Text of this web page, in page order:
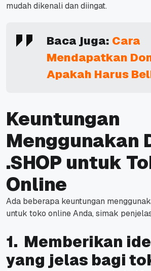
mudah dikenali dan diingat.
Baca juga: Cara
Mendapatkan
Apakah Harus
Keuntungan
Menggunakan
.SHOP untuk
Online
Ada beberapa keuntungan
untuk toko online Anda, simak
1. Memberikan
yang jelas bagi